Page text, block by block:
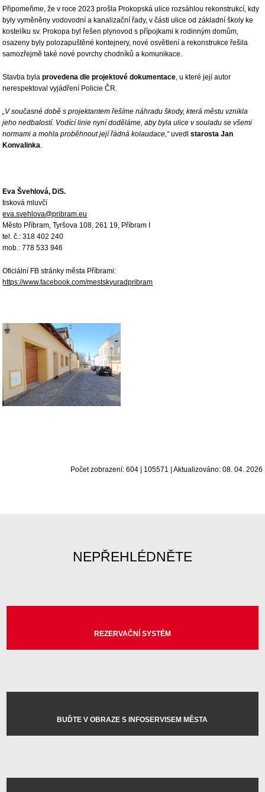
Připomeňme, že v roce 2023 prošla Prokopská ulice rozsáhlou rekonstrukcí, kdy
byly vyměněny vodovodní a kanalizační řady, v části ulice od základní školy ke
kostelíku sv. Prokopa byl řešen plynovod s přípojkami k rodinným domům,
osazeny byly polozapuštěné kontejnery, nové osvětlení a rekonstrukce řešila
samozřejmě také nové povrchy chodníků a komunikace.
Stavba bylaprovedena dle projektové dokumentace, u které její autor
nerespektoval vyjádření Policie ČR.
„V současné době s projektantem řešíme náhradu škody, která městu vznikla
jeho nedbalostí. Vodící linie nyní doděláme, aby byla ulice v souladu se všemi
normami a mohla proběhnout její řádná kolaudace,“uvedlstarosta Jan
Konvalinka.
Eva Švehlová, DiS.
tisková mluvčí
eva.svehlova@pribram.eu
Město Příbram, Tyršova 108, 261 19, Příbram I
tel. č.: 318 402 240
mob.: 778 533 946
Oficiální FB stránky města Příbrami:
https://www.facebook.com/mestskyuradpribram
Počet zobrazení: 604 | 105571 | Aktualizováno: 08. 04. 2026
NEPŘEHLÉDNĚTE
REZERVAČNÍ SYSTÉM
BUĎTE V OBRAZE S INFOSERVISEM MĚSTA